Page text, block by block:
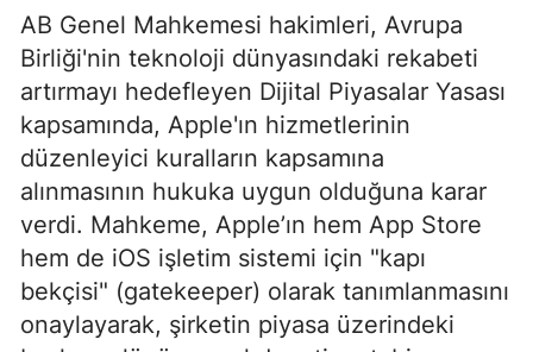
AB Genel Mahkemesi hakimleri, Avrupa
Birliği'nin teknoloji dünyasındaki rekabeti
artırmayı hedefleyen Dijital Piyasalar Yasası
kapsamında, Apple'ın hizmetlerinin
düzenleyici kuralların kapsamına
alınmasının hukuka uygun olduğuna karar
verdi. Mahkeme, Apple’ın hem App Store
hem de iOS işletim sistemi için "kapı
bekçisi" (gatekeeper) olarak tanımlanmasını
onaylayarak, şirketin piyasa üzerindeki